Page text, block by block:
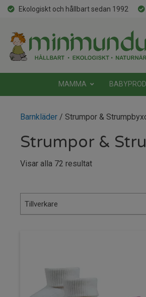
Ekologiskt och hållbart sedan 1992
MAMMA
Barnkläder / Strumpor &
Strumpor &
Visar alla 72 resultatSortera
Tillverkare